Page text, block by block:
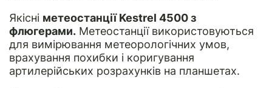
Якісні метеостанції Kestrel 4500 з
флюгерами. Метеостанції використовуються
для вимірювання метеорологічних умов,
врахування похибки і коригування
артилерійських розрахунків на планшетах.